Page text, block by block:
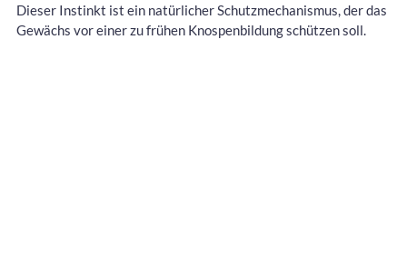
Dieser Instinkt ist ein natürlicher Schutzmechanismus, der das
Gewächs vor einer zu frühen Knospenbildung schützen soll.